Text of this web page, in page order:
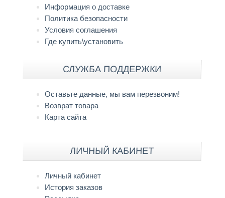
Информация о доставке
Политика безопасности
Условия соглашения
Где купить\установить
СЛУЖБА ПОДДЕРЖКИ
Оставьте данные, мы вам перезвоним!
Возврат товара
Карта сайта
ЛИЧНЫЙ КАБИНЕТ
Личный кабинет
История заказов